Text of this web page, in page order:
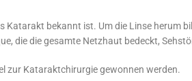
bekannt ist. Um die Linse herum
die die gesamte Netzhaut bedeckt,
zur Kataraktchirurgie gewonnen werden.